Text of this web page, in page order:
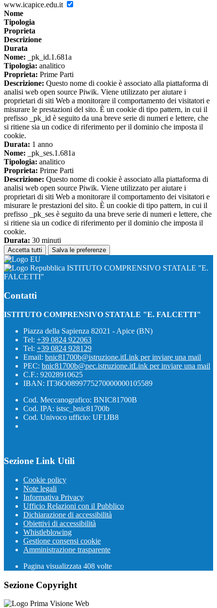
www.icapice.edu.it
Nome
Tipologia
Proprieta
Descrizione
Durata
Nome: _pk_id.1.681a
Tipologia: analitico
Proprieta: Prime Parti
Descrizione: Questo nome di cookie è associato alla piattaforma di
analisi web open source Piwik. Viene utilizzato per aiutare i
proprietari di siti Web a monitorare il comportamento dei visitatori e
misurare le prestazioni del sito. È un cookie di tipo pattern, in cui il
prefisso _pk_id è seguito da una breve serie di numeri e lettere, che
si ritiene sia un codice di riferimento per il dominio che imposta il
cookie.
Durata: 1 anno
Nome: _pk_ses.1.681a
Tipologia: analitico
Proprieta: Prime Parti
Descrizione: Questo nome di cookie è associato alla piattaforma di
analisi web open source Piwik. Viene utilizzato per aiutare i
proprietari di siti Web a monitorare il comportamento dei visitatori e
misurare le prestazioni del sito. È un cookie di tipo pattern, in cui il
prefisso _pk_ses è seguito da una breve serie di numeri e lettere, che
si ritiene sia un codice di riferimento per il dominio che imposta il
cookie.
Durata: 30 minuti
Accetta tutti Salva le preferenze
ISTITUTO COMPRENSIVO STATALE "E.
FALCETTI"
Contatti
ISTITUTO COMPRENSIVO STATALE "E. FALCETTI"
Piazza della Sapienza 82021 - Apice (BN)
Tel: +39 0824 922063
Tel: +39 0824 928129
Email: bnic81700b@istruzione.itLink per inviare una mail
PEC: bnic81700b@pec.istruzione.itLink per inviare una mail
C.F.: 92028910625
IBAN: IT36O0899775270000000105589
Cod. Meccanografico: BNIC81700B
Cod. IPA: istsc_bnic81700b
Cod. Univoco ufficio: UF1JB8
Sezione Link Utili
Cookie policy
Note legali
Informativa Privacy
Ufficio Relazioni con il Pubblico
Dichiarazione di accessibilità
Obiettivi di accessibilità
Whistleblowing
Gestione consensi cookie
Amministrazione trasparente
Pagina visualizzata 408 volte
Sezione Copyright